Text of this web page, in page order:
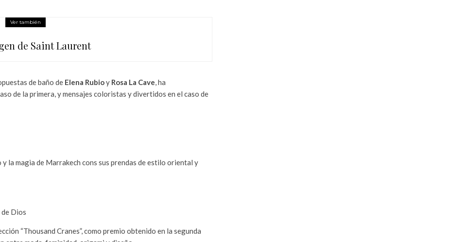
Ver también
de Saint Laurent
de baño de Elena Rubioy Rosa La Cave, ha
de la primera, y mensajes coloristas y divertidos en el caso de
la magia de Marrakech cons sus prendas de estilo oriental y
“Thousand Cranes”, como premio obtenido en la segunda